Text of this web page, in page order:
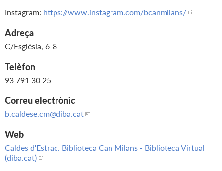
Instagram: https://www.instagram.com/bcanmilans/
Adreça
C/Església, 6-8
Telèfon
93 791 30 25
Correu electrònic
b.caldese.cm@diba.cat
Web
Caldes d'Estrac. Biblioteca Can Milans - Biblioteca Virtual
(diba.cat)